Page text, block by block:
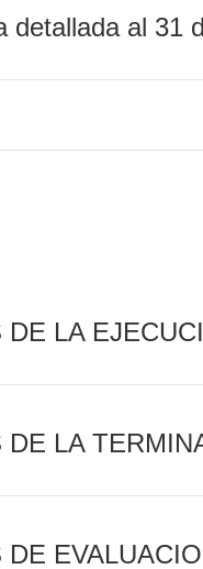
detallada al 31
LA
LA